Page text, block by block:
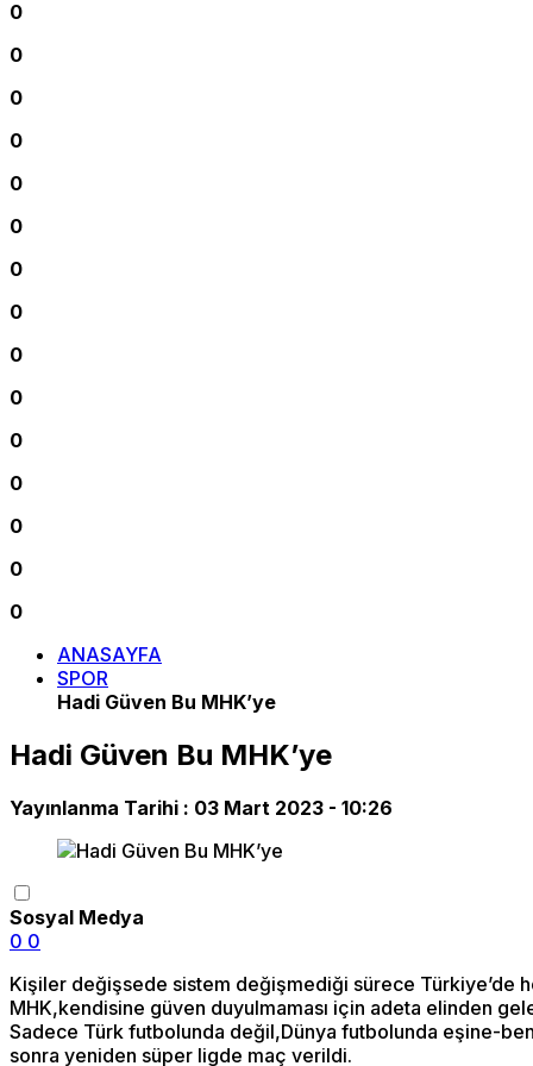
0
0
0
0
0
0
0
0
0
0
0
0
0
0
0
ANASAYFA
SPOR
Hadi Güven Bu MHK’ye
Hadi Güven Bu MHK’ye
Yayınlanma Tarihi : 03 Mart 2023 - 10:26
Sosyal Medya
0 0
Kişiler değişsede sistem değişmediği sürece Türkiye’de
MHK,kendisine güven duyulmaması için adeta elinden
Sadece Türk futbolunda değil,Dünya futbolunda eşine-
sonra yeniden süper ligde maç verildi.